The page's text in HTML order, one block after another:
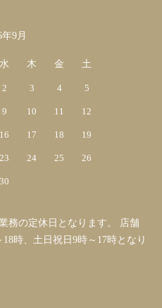
年9月
水 木 金 土
2 3 4 5
9 10 11 12
16 17 18 19
23 24 25 26
30
務の定休日となります。 店舗
時、土日祝日9時～17時となり